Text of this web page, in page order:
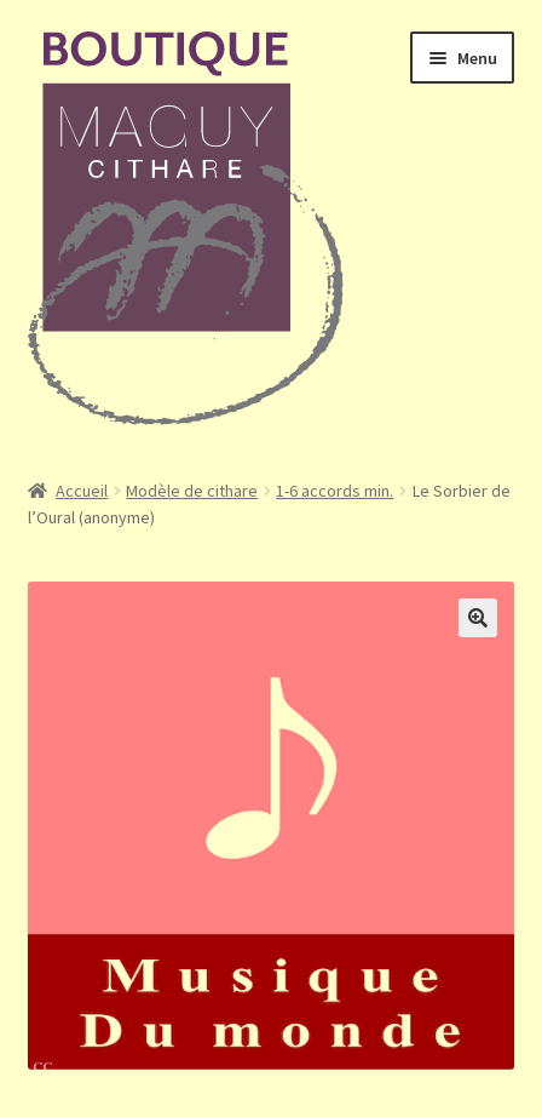
Aller
navigation
Aller
contenu
Menu
Mon compte
Validation de la commande
Accueil Modèle de cithare 1-6 accords min.
Le Sorbier de
l’Oural (anonyme)